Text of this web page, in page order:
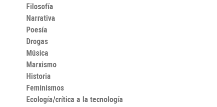
Filosofía
Narrativa
Poesía
Drogas
Música
Marxismo
Historia
Feminismos
Ecología/crítica a la tecnología